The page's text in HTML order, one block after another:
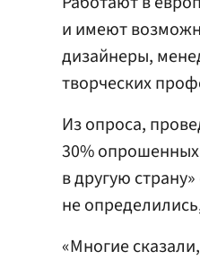
и имеют
дизайнеры,
творческих
Из опроса,
30% опрошенных
в другую
не
«Многие